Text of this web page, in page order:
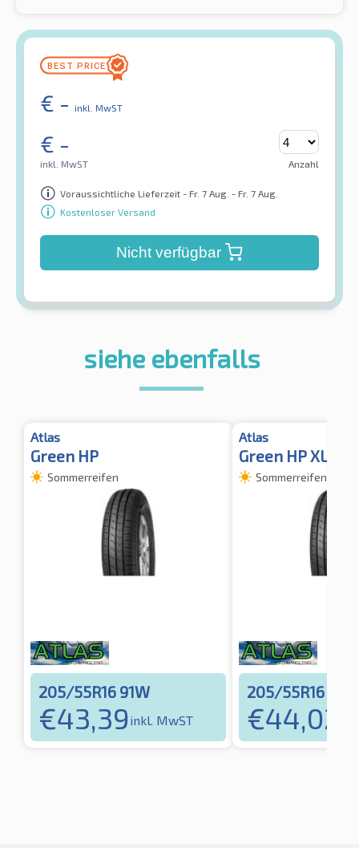
€ - inkl. MwST
€ -
inkl. MwST Anzahl
Voraussichtliche Lieferzeit - Fr. 7 Aug. - Fr. 7 Aug.
Kostenloser Versand
Nicht verfügbar
siehe ebenfalls
Atlas
Green HP
Sommerreifen
205/55R16 91W
€43,39inkl. MwST
Atlas
Green HP XL
Sommerreifen
205/55R16 94V
€44,02